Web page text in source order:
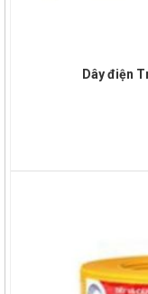
Dây điện